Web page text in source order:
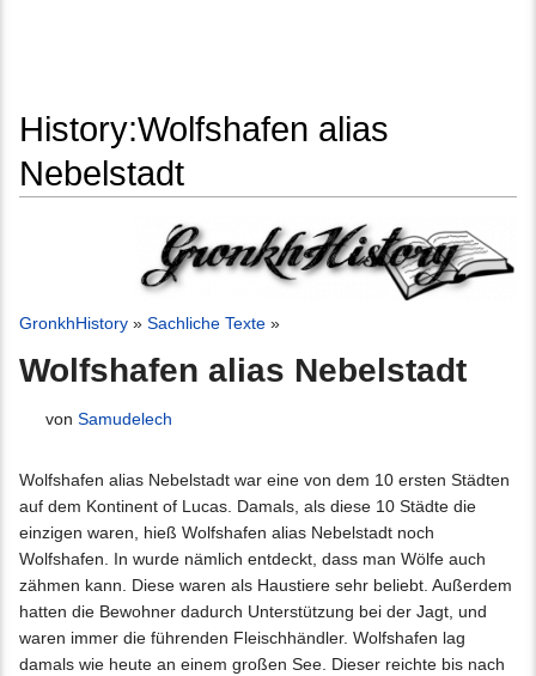
History:Wolfshafen alias
Nebelstadt
GronkhHistory » Sachliche Texte »
Wolfshafen alias Nebelstadt
vonSamudelech
Wolfshafen alias Nebelstadt war eine von dem 10 ersten Städten
auf dem Kontinent of Lucas. Damals, als diese 10 Städte die
einzigen waren, hieß Wolfshafen alias Nebelstadt noch
Wolfshafen. In wurde nämlich entdeckt, dass man Wölfe auch
zähmen kann. Diese waren als Haustiere sehr beliebt. Außerdem
hatten die Bewohner dadurch Unterstützung bei der Jagt, und
waren immer die führenden Fleischhändler. Wolfshafen lag
damals wie heute an einem großen See. Dieser reichte bis nach